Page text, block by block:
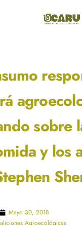
sobre
y los
Mayo 30, 2018
Agroecológicas